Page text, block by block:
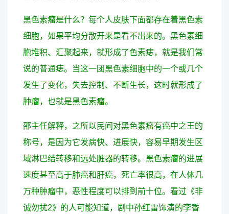
黑色素瘤是什么？每个人皮肤下面都存在着黑色素
细胞，如果平均分散开来是看不出来的。黑色素细
胞堆积、汇聚起来，就形成了色素痣，就是我们常
说的普通痣。当这一团黑色素细胞中的一个或几个
发生了变化，失去控制、不断生长，这时就形成了
肿瘤，也就是黑色素瘤。
邵主任解释，之所以民间对黑色素瘤有癌中之王的
称号，是因为它发病快、进展快，容易早期发生区
域淋巴结转移和远处脏器的转移。黑色素瘤的进展
速度甚至高于肺癌和肝癌，死亡率很高，在人体几
万种肿瘤中，恶性程度可以排到前十位。看过《非
诚勿扰2》的人可能知道，剧中孙红雷饰演的李香